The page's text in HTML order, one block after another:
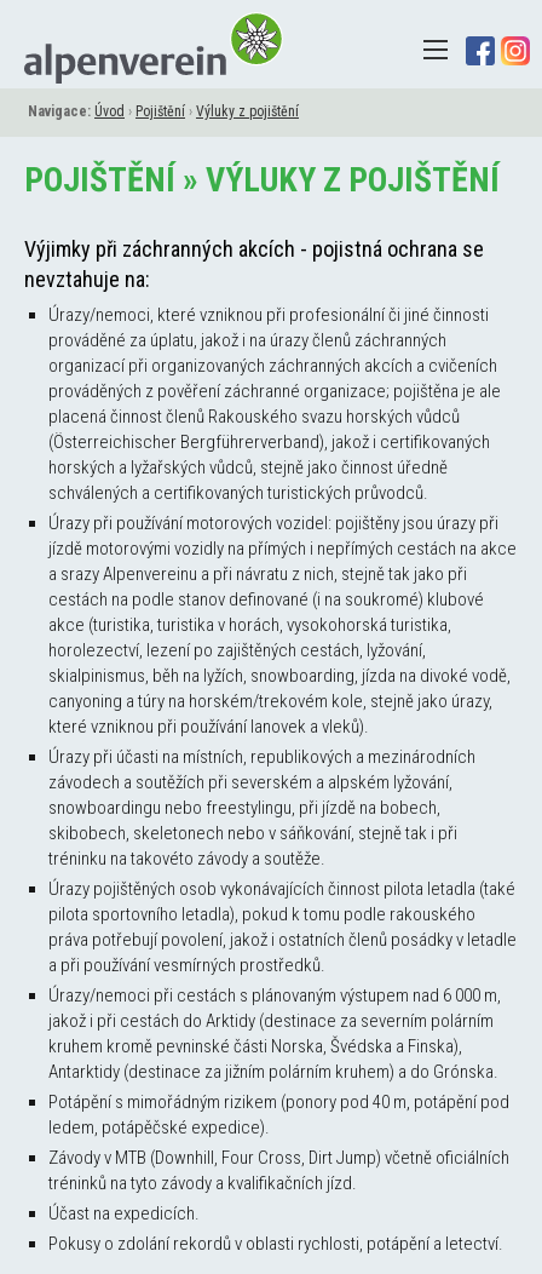
Navigace: Úvod › Pojištění › Výluky z pojištění
POJIŠTĚNÍ » VÝLUKY Z POJIŠTĚNÍ
Výjimky při záchranných akcích - pojistná ochrana se
nevztahuje na:
Úrazy/nemoci, které vzniknou při profesionální či jiné činnosti
prováděné za úplatu, jakož i na úrazy členů záchranných
organizací při organizovaných záchranných akcích a cvičeních
prováděných z pověření záchranné organizace; pojištěna je ale
placená činnost členů Rakouského svazu horských vůdců
(Österreichischer Bergführerverband), jakož i certifikovaných
horských a lyžařských vůdců, stejně jako činnost úředně
schválených a certifikovaných turistických průvodců.
Úrazy při používání motorových vozidel: pojištěny jsou úrazy při
jízdě motorovými vozidly na přímých i nepřímých cestách na akce
a srazy Alpenvereinu a při návratu z nich, stejně tak jako při
cestách na podle stanov definované (i na soukromé) klubové
akce (turistika, turistika v horách, vysokohorská turistika,
horolezectví, lezení po zajištěných cestách, lyžování,
skialpinismus, běh na lyžích, snowboarding, jízda na divoké vodě,
canyoning a túry na horském/trekovém kole, stejně jako úrazy,
které vzniknou při používání lanovek a vleků).
Úrazy při účasti na místních, republikových a mezinárodních
závodech a soutěžích při severském a alpském lyžování,
snowboardingu nebo freestylingu, při jízdě na bobech,
skibobech, skeletonech nebo v sáňkování, stejně tak i při
tréninku na takovéto závody a soutěže.
Úrazy pojištěných osob vykonávajících činnost pilota letadla (také
pilota sportovního letadla), pokud k tomu podle rakouského
práva potřebují povolení, jakož i ostatních členů posádky v letadle
a při používání vesmírných prostředků.
Úrazy/nemoci při cestách s plánovaným výstupem nad 6 000 m,
jakož i při cestách do Arktidy (destinace za severním polárním
kruhem kromě pevninské části Norska, Švédska a Finska),
Antarktidy (destinace za jižním polárním kruhem) a do Grónska.
Potápění s mimořádným rizikem (ponory pod 40 m, potápění pod
ledem, potápěčské expedice).
Závody v MTB (Downhill, Four Cross, Dirt Jump) včetně oficiálních
tréninků na tyto závody a kvalifikačních jízd.
Účast na expedicích.
Pokusy o zdolání rekordů v oblasti rychlosti, potápění a letectví.